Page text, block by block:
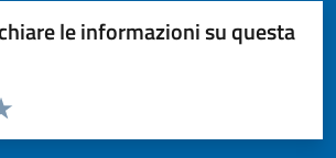
le informazioni su questa
pagina
5 stelle su 5
4 stelle su 5
su 5
su 5
5